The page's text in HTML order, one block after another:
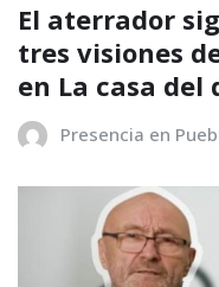
El aterrador
tres visiones
en La casa del
Presencia en